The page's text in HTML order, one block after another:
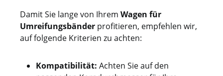
Damit Sie lange von Ihrem Wagen für
Umreifungsbänder profitieren, empfehlen wir,
auf folgende Kriterien zu achten:
Kompatibilität: Achten Sie auf den